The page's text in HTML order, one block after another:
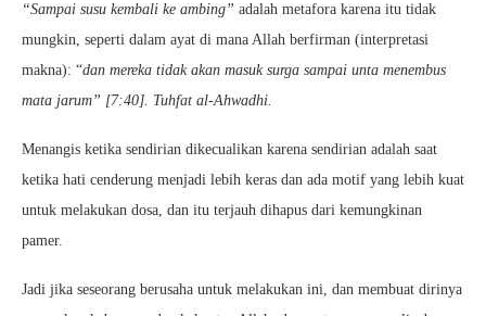
“Sampai susu kembali ke ambing” adalah metafora karena itu tidak
mungkin, seperti dalam ayat di mana Allah berfirman (interpretasi
makna): “dan mereka tidak akan masuk surga sampai unta menembus
mata jarum” [7:40]. Tuhfat al-Ahwadhi.
Menangis ketika sendirian dikecualikan karena sendirian adalah saat
ketika hati cenderung menjadi lebih keras dan ada motif yang lebih kuat
untuk melakukan dosa, dan itu terjauh dihapus dari kemungkinan
pamer.
Jadi jika seseorang berusaha untuk melakukan ini, dan membuat dirinya